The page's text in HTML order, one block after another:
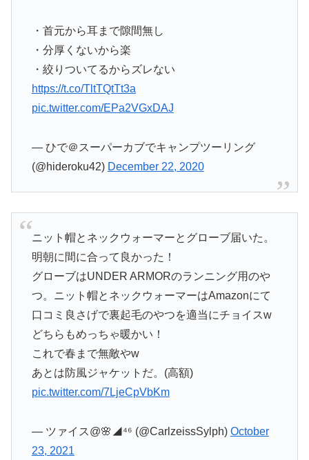
・首元から耳まで隙間無し
・分厚くないから楽
・絞りついてるからズレない
https://t.co/TltTQtTt3a
pic.twitter.com/EPa2VGxDAJ
— ひで＠スーパーカブでキャンプツーリング
(@hideroku42) December 22, 2020
ニット帽とネックウォーマーとグローブ届いた。
明朝に間に合って良かった！
グローブはUNDER ARMORのランニング用のや
つ。ニット帽とネックウォーマーはAmazonにて
口コミ良さげで裏起毛のやつを適当にチョイスw
どちらもめっちゃ暖かい！
これで春まで無敵やw
あとは防風ジャケットだ。(高額)
pic.twitter.com/7LjeCpVbKm
— ツァイス@🌸◢⁴⁶ (@CarlzeissSylph) October
23, 2021